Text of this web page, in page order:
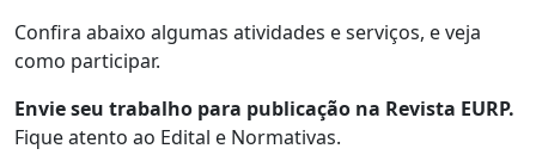
Confira abaixo algumas atividades e serviços, e veja
como participar.
Envie seu trabalho para publicação na Revista EURP.
Fique atento ao Edital e Normativas.